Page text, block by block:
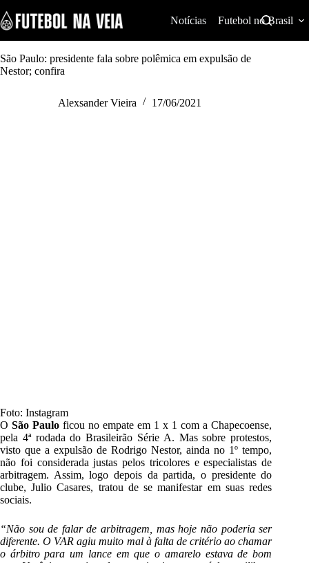
k
i
p
t
o
Notícias Futebol no Brasil
São Paulo: presidente fala sobre polêmica em expulsão de
Nestor; confira
Alexsander Vieira 17/06/2021
Foto: Instagram
OSão Paulo ficou no empate em 1 x 1 com a Chapecoense,
pela 4ª rodada do Brasileirão Série A. Mas sobre protestos,
visto que a expulsão de Rodrigo Nestor, ainda no 1º tempo,
não foi considerada justas pelos tricolores e especialistas de
arbitragem. Assim, logo depois da partida, o presidente do
clube, Julio Casares, tratou de se manifestar em suas redes
sociais.
“Não sou de falar de arbitragem, mas hoje não poderia ser
diferente. O VAR agiu muito mal à falta de critério ao chamar
o árbitro para um lance em que o amarelo estava de bom